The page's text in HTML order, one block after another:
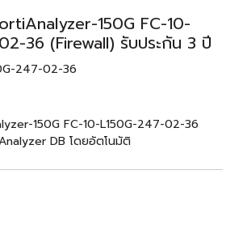
150G FC-10-
36 (Firewall) รับประกัน 3 ปี
247-02-36
150G FC-10-L150G-247-02-36
DB โดยอัตโนมัติ